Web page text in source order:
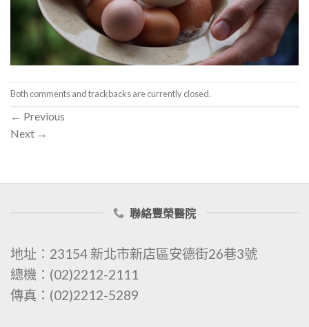
Both comments and trackbacks are currently closed.
← Previous
Next →
聯絡豐榮醫院
地址：23154 新北市新店區安德街26巷3號
總機：(02)2212-2111
傳真：(02)2212-5289